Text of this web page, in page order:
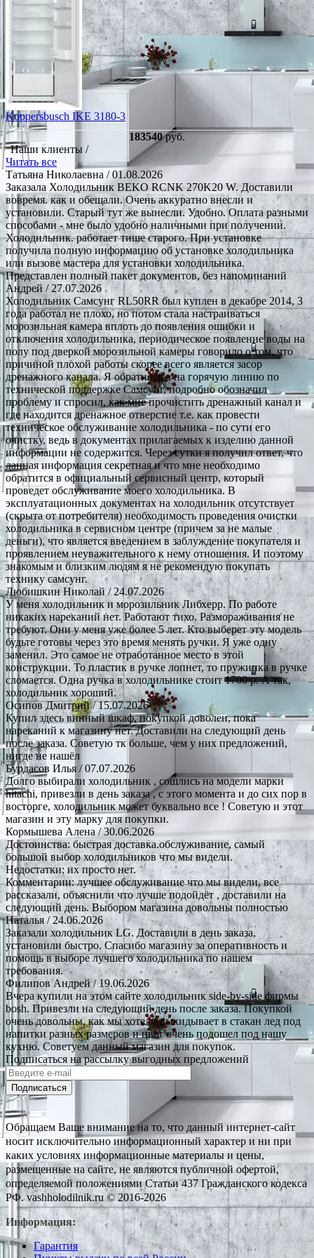
Kuppersbusch IKE 3180-3
183540руб.
Наши клиенты /
Читать все
Татьяна Николаевна / 01.08.2026
Заказала Холодильник BEKO RCNK 270K20 W. Доставили
вовремя. как и обещали. Очень аккуратно внесли и
установили. Старый тут же вынесли. Удобно. Оплата разными
способами - мне было удобно наличными при получении.
Холодильник. работает тише старого. При установке
получила полную информацию об установке холодильника
или вызове мастера для установки холодильника.
Представлен полный пакет документов, без напоминаний
Андрей / 27.07.2026
Холодильник Самсунг RL50RR был куплен в декабре 2014, 3
года работал не плохо, но потом стала настраиваться
морозильная камера вплоть до появления ошибки и
отключения холодильника, периодическое появление воды на
полу под дверкой морозильной камеры говорило о том, что
причиной плохой работы скорее всего является засор
дренажного канала. Я обратился в на горячую линию по
технической поддержке Самсунг, подробно обозначил
проблему и спросил, как мне прочистить дренажный канал и
где находится дренажное отверстие т.е. как провести
техническое обслуживание холодильника - по сути его
очистку, ведь в документах прилагаемых к изделию данной
информации не содержится. Через сутки я получил ответ, что
данная информация секретная и что мне необходимо
обратится в официальный сервисный центр, который
проведет обслуживание моего холодильника. В
эксплуатационных документах на холодильник отсутствует
(скрыта от потребителя) необходимость проведения очистки
холодильника в сервисном центре (причем за не малые
деньги), что является введением в заблуждение покупателя и
проявлением неуважительного к нему отношения. И поэтому
знакомым и близким людям я не рекомендую покупать
технику самсунг.
Любишкин Николай/ 24.07.2026
У меня холодильник и морозильник Либхерр. По работе
никаких нареканий нет. Работают тихо. Размораживания не
требуют. Они у меня уже более 5 лет. Кто выберет эту модель
будьте готовы через это время менять ручки. Я уже одну
заменил. Это самое не отработанное место в этой
конструкции. То пластик в ручке лопнет, то пружинка в ручке
сломается. Одна ручка в холодильнике стоит 1700 р. А так,
холодильник хороший.
Осипов Дмитрий/ 15.07.2026
Купил здесь винный шкаф, покупкой доволен, пока
нареканий к магазину нет. Доставили на следующий день
после заказа. Советую тк больше, чем у них предложений,
нигде не нашёл
Бурдасов Илья / 07.07.2026
Долго выбирали холодильник , сошлись на модели марки
hitachi, привезли в день заказа , с этого момента и до сих пор в
восторге, холодильник может буквально все ! Советую и этот
магазин и эту марку для покупки.
Кормышева Алена/ 30.06.2026
Достоинства: быстрая доставка.обслуживание, самый
большой выбор холодильников что мы видели.
Недостатки: их просто нет.
Комментарии: лучшее обслуживание что мы видели, все
рассказали, объяснили что лучше подойдёт , доставили на
следующий день. Выбором магазина довольны полностью
Наталья/ 24.06.2026
Заказали холодильник LG. Доставили в день заказа,
установили быстро. Спасибо магазину за оперативность и
помощь в выборе лучшего холодильника по нашем
требования.
Филипов Андрей/ 19.06.2026
Вчера купили на этом сайте холодильник side-by-side фирмы
bosh. Привезли на следующий день после заказа. Покупкой
очень довольны, как мы хотели выкидывает в стакан лед под
напитки разных размеров и цвет очень подошел под нашу
кухню. Советуем данный магазин для покупок.
Подписаться на рассылку выгодных предложений
Подписаться
Обращаем Ваше внимание на то, что данный интернет-сайт
носит исключительно информационный характер и ни при
каких условиях информационные материалы и цены,
размещенные на сайте, не являются публичной офертой,
определяемой положениями Статьи 437 Гражданского кодекса
РФ. vashholodilnik.ru © 2016-2026
Информация:
Гарантия